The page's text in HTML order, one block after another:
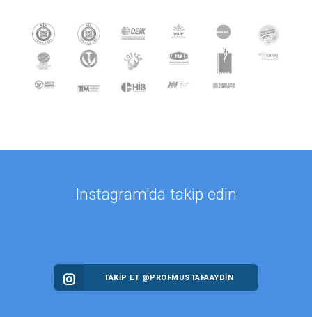
Instagram'da takip edin
TAKİP ET @PROFMUSTAFAAYDIN